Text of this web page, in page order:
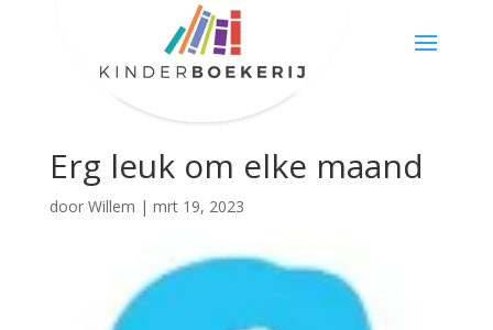
Erg leuk om elke maand
door Willem | mrt 19, 2023